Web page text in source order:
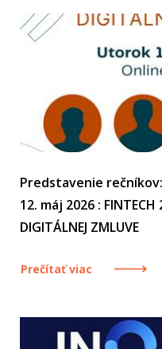
Predstavenie
12. máj 2026 : FINTECH
DIGITÁLNEJ ZMLUVE
Prečítať viac